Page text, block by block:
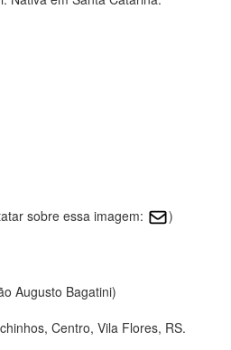
sobre essa imagem:
)
Augusto Bagatini)
Centro, Vila Flores, RS.